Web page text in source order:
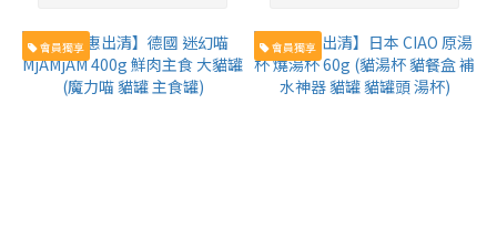
會員獨享 會員獨享